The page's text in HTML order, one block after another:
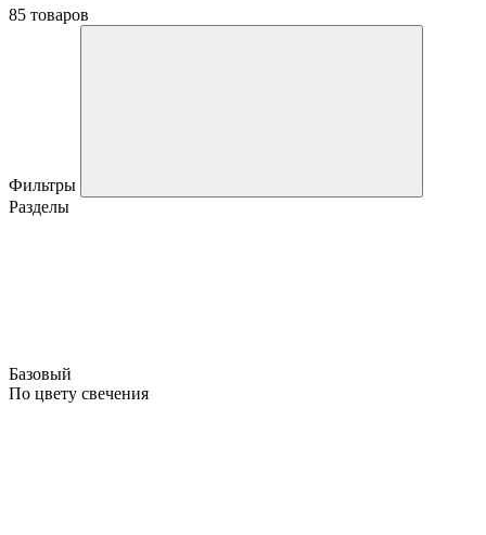
85 товаров
Фильтры
Разделы
Базовый
По цвету свечения